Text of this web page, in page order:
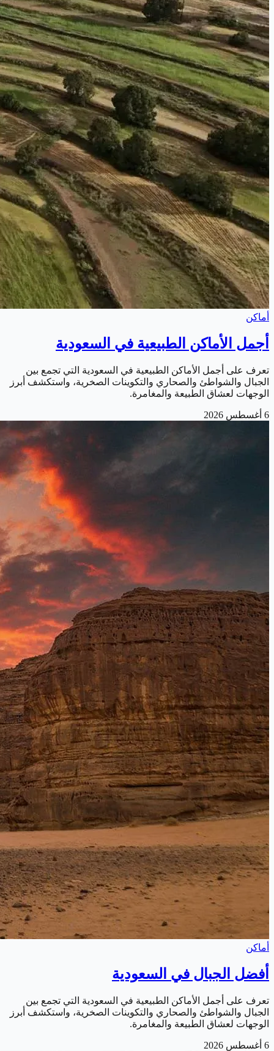
أماكن
أجمل الأماكن الطبيعية في السعودية
تعرف على أجمل الأماكن الطبيعية في السعودية التي تجمع بين
الجبال والشواطئ والصحاري والتكوينات الصخرية، واستكشف أبرز
الوجهات لعشاق الطبيعة والمغامرة.
6 أغسطس 2026
أماكن
أفضل الجبال في السعودية
تعرف على أجمل الأماكن الطبيعية في السعودية التي تجمع بين
الجبال والشواطئ والصحاري والتكوينات الصخرية، واستكشف أبرز
الوجهات لعشاق الطبيعة والمغامرة.
6 أغسطس 2026